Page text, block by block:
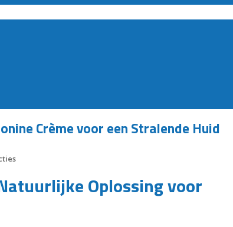
Crème voor een Stralende Huid
Oplossing voor